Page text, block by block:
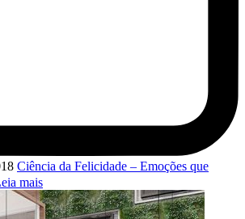
Ciência da Felicidade – Emoções que
mais